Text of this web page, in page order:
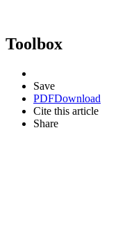
Toolbox
Save
PDFDownload
Cite this article
Share